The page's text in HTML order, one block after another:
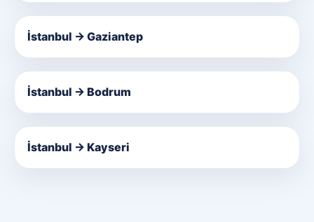
İstanbul → Gaziantep
İstanbul → Bodrum
İstanbul → Kayseri